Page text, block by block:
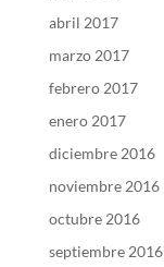
abril 2017
marzo 2017
febrero 2017
enero 2017
diciembre 2016
noviembre 2016
octubre 2016
septiembre 2016